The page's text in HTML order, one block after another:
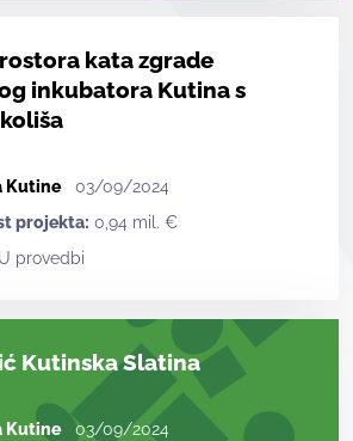
kata zgrade
inkubatora Kutina s
Kutine
03/09/2024
projekta: 0,94 mil. €
U provedbi
Kutinska Slatina
Kutine
03/09/2024